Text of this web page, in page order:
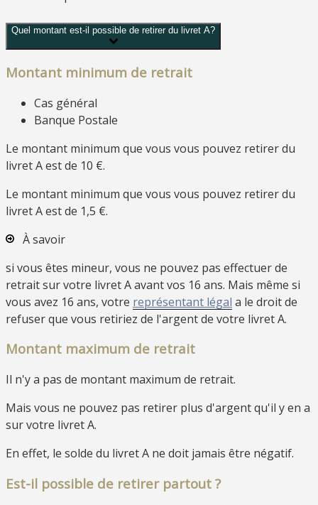
Quel montant est-il possible de retirer du livret A?
Montant minimum de retrait
Cas général
Banque Postale
Le montant minimum que vous vous pouvez retirer du
livret A est de 10 €.
Le montant minimum que vous vous pouvez retirer du
livret A est de 1,5 €.
À savoir
si vous êtes mineur, vous ne pouvez pas effectuer de
retrait sur votre livret A avant vos 16 ans. Mais même si
vous avez 16 ans, votre représentant légal a le droit de
refuser que vous retiriez de l'argent de votre livret A.
Montant maximum de retrait
Il n'y a pas de montant maximum de retrait.
Mais vous ne pouvez pas retirer plus d'argent qu'il y en a
sur votre livret A.
En effet, le solde du livret A ne doit jamais être négatif.
Est-il possible de retirer partout ?